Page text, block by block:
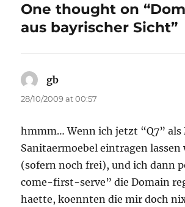
One thought on
aus bayrischer Sicht”
gb
28/10/2009 at 00:57
hmmm… Wenn ich jetzt “Q7” als
Sanitaermoebel eintragen lassen
(sofern noch frei), und ich dann
come-first-serve” die Domain
haette, koennten die mir doch